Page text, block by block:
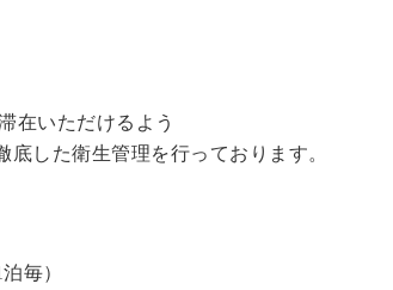
在いただけるよう
した衛生管理を行っております。
毎）